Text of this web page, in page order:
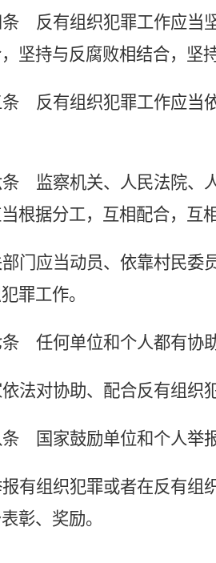
反有组织犯罪工作应当
坚持与反腐败相结合，坚
反有组织犯罪工作应当
监察机关、人民法院、
根据分工，互相配合，互
门应当动员、依靠村民委
罪工作。
任何单位和个人都有协助
依法对协助、配合反有组织
国家鼓励单位和个人举报
有组织犯罪或者在反有组
彰、奖励。